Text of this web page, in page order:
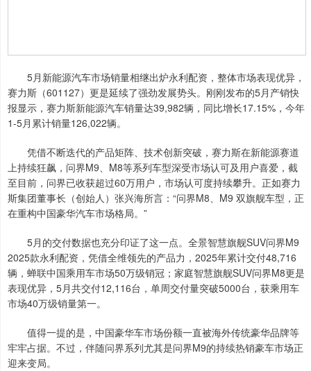
5月新能源汽车市场销量相继出炉永利配资，整体市场表现优异，
赛力斯（601127）更是延续了强劲发展势头。刚刚发布的5月产销快
报显示，赛力斯新能源汽车销量达39,982辆，同比增长17.15%，今年
1-5月累计销量126,022辆。
凭借不断迭代的产品矩阵、技术创新突破，赛力斯在新能源赛道
上持续狂飙，问界M9、M8等系列车型深受市场认可及用户喜爱，截
至目前，问界已收获超过60万用户，市场认可度持续攀升。正如赛力
斯集团董事长（创始人）张兴海所言：“问界M8、M9 双旗舰车型，正
在重构中国豪华汽车市场格局。”
5月的交付数据也充分印证了这一点。全景智慧旗舰SUV问界M9
2025款永利配资，凭借全维领先的产品力，2025年累计交付48,716
辆，蝉联中国乘用车市场50万级销冠；家庭智慧旗舰SUV问界M8更是
表现优异，5月共交付12,116台，单周交付量突破5000台，获乘用车
市场40万级销量第一。
值得一提的是，中国豪华车市场份额一直被海外传统豪华品牌等
牢牢占据。不过，伴随问界系列尤其是问界M9的持续热销豪车市场正
迎来变局。